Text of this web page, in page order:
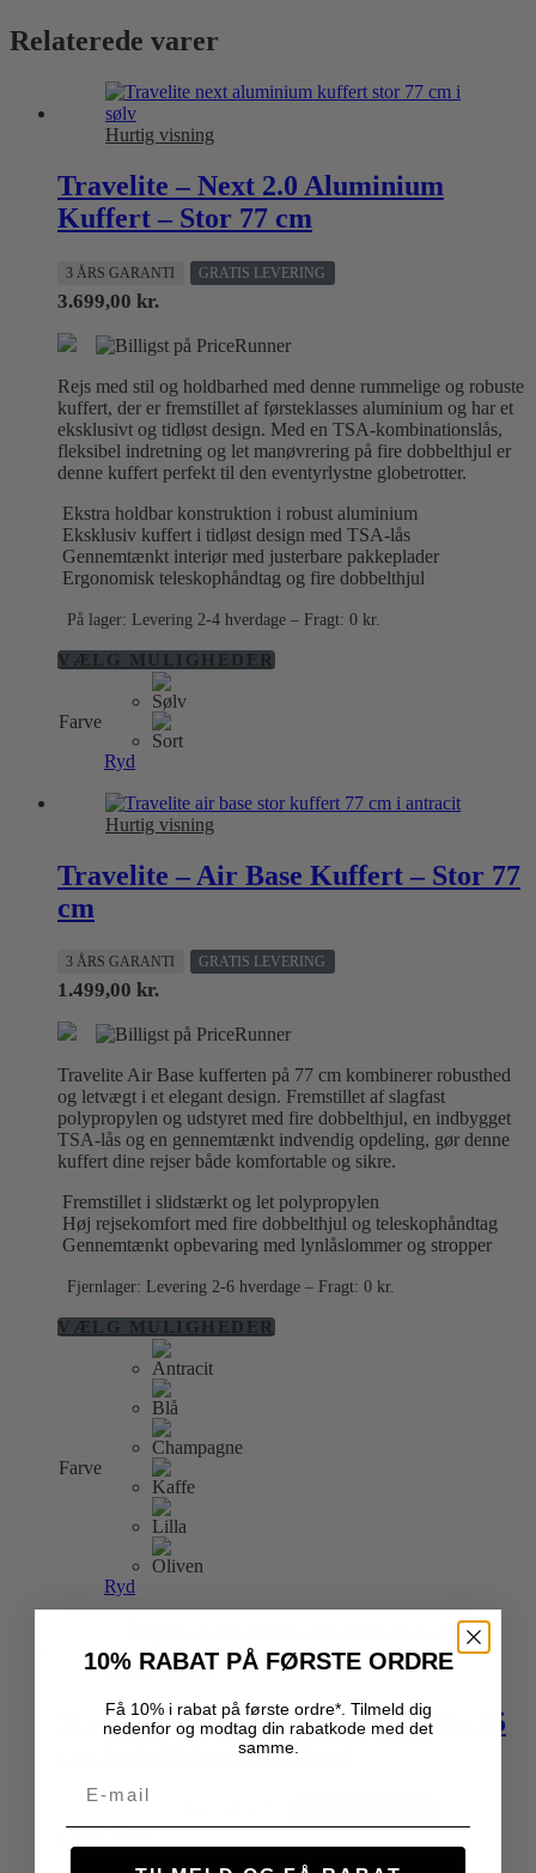
Relaterede varer
Hurtig visning
Travelite – Next 2.0 Aluminium
Kuffert – Stor 77 cm
3 ÅRS GARANTI GRATIS LEVERING
3.699,00 kr.
Rejs med stil og holdbarhed med denne rummelige og robuste
kuffert, der er fremstillet af førsteklasses aluminium og har et
eksklusivt og tidløst design. Med en TSA-kombinationslås,
fleksibel indretning og let manøvrering på fire dobbelthjul er
denne kuffert perfekt til den eventyrlystne globetrotter.
Ekstra holdbar konstruktion i robust aluminium
Eksklusiv kuffert i tidløst design med TSA-lås
Gennemtænkt interiør med justerbare pakkeplader
Ergonomisk teleskophåndtag og fire dobbelthjul
På lager: Levering 2-4 hverdage – Fragt: 0 kr.
VÆLG MULIGHEDERDette
vælges
Farve
Ryd
Hurtig visning
Travelite – Air Base Kuffert – Stor 77
cm
3 ÅRS GARANTI GRATIS LEVERING
1.499,00 kr.
Travelite Air Base kufferten på 77 cm kombinerer robusthed
og letvægt i et elegant design. Fremstillet af slagfast
polypropylen og udstyret med fire dobbelthjul, en indbygget
TSA-lås og en gennemtænkt indvendig opdeling, gør denne
kuffert dine rejser både komfortable og sikre.
Fremstillet i slidstærkt og let polypropylen
Høj rejsekomfort med fire dobbelthjul og teleskophåndtag
Gennemtænkt opbevaring med lynlåslommer og stropper
Fjernlager: Levering 2-6 hverdage – Fragt: 0 kr.
VÆLG MULIGHEDERDette
Farve
Ryd
Hurtig visning
Travelite – Priima Kuffert – Lille 55
cm (udvidelsesfunktion)
10% RABAT PÅ FØRSTE ORDRE
Få 10% i rabat på første ordre*. Tilmeld dig
nedenfor og modtag din rabatkode med det
samme.
Email